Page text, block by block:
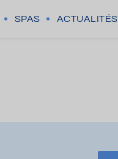
SPAS ACTUALITÉS